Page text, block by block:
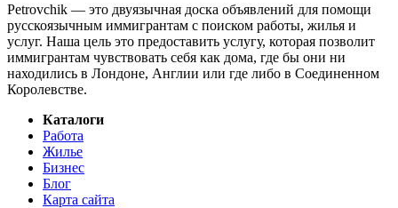
Petrovchik — это двуязычная доска объявлений для помощи
русскоязычным иммигрантам с поиском работы, жилья и
услуг. Наша цель это предоставить услугу, которая позволит
иммигрантам чувствовать себя как дома, где бы они ни
находились в Лондоне, Англии или где либо в Соединенном
Королевстве.
Каталоги
Работа
Жилье
Бизнес
Блог
Карта сайта